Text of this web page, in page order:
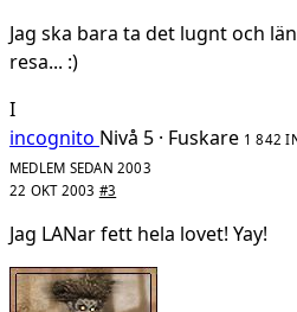
Jag ska bara ta det lugnt och
resa... :)
I
incognito Nivå 5 · Fuskare 1 842
MEDLEM SEDAN 2003
22 OKT 2003 #3
Jag LANar fett hela lovet! Yay!